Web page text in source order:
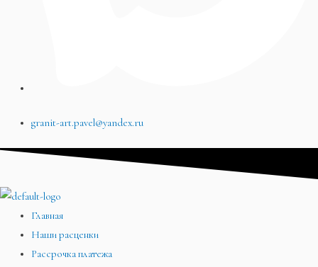
granit-art.pavel@yandex.ru
Главная
Наши расценки
Рассрочка платежа